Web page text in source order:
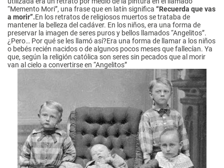
“Memento Mori”, una frase que en latín significa “Recuerda que vas
a morir”.En los retratos de religiosos muertos se trataba de
mantener la belleza del cadáver. En los niños, era una forma de
preservar la imagen de seres puros y bellos llamados “Angelitos”.
¿Pero… Por qué se les llamó así?Era una forma de llamar a los niños
o bebés recién nacidos o de algunos pocos meses que fallecían. Ya
que, según la religión católica son seres sin pecados que al morir
van al cielo a convertirse en “Angelitos”